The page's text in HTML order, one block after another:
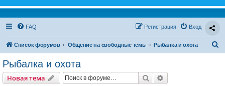
FAQ Вход
Регистрация
Список форумов Общение на свободные темы Рыбалка и охота
Рыбалка и охота
Новая тема Поиск